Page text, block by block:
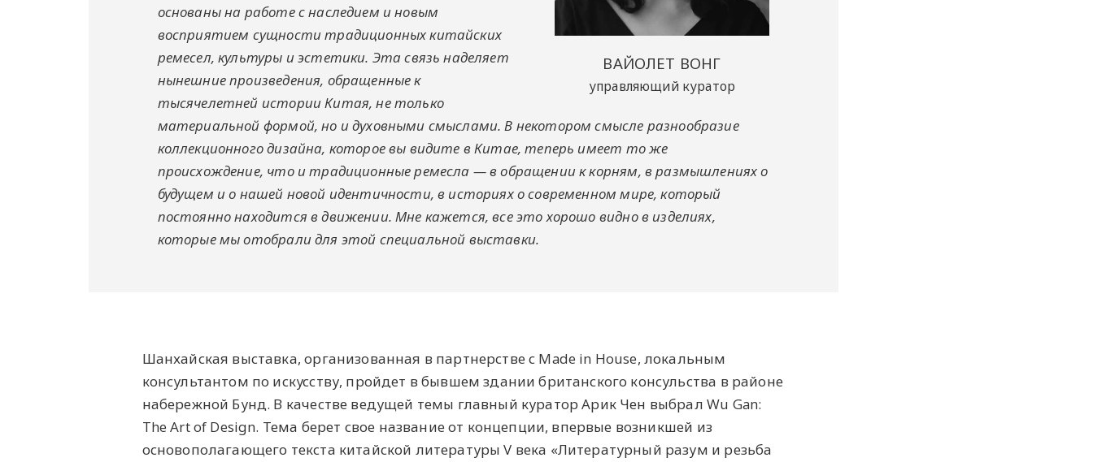
ВАЙОЛЕТ ВОНГ
управляющий куратор
основаны на работе с наследием и новым
восприятием сущности традиционных китайских
ремесел, культуры и эстетики. Эта связь наделяет
нынешние произведения, обращенные к
тысячелетней истории Китая, не только
материальной формой, но и духовными смыслами. В некотором смысле разнообразие
коллекционного дизайна, которое вы видите в Китае, теперь имеет то же
происхождение, что и традиционные ремесла — в обращении к корням, в размышлениях о
будущем и о нашей новой идентичности, в историях о современном мире, который
постоянно находится в движении. Мне кажется, все это хорошо видно в изделиях,
которые мы отобрали для этой специальной выставки.
Шанхайская выставка, организованная в партнерстве с Made in House, локальным
консультантом по искусству, пройдет в бывшем здании британского консульства в районе
набережной Бунд. В качестве ведущей темы главный куратор Арик Чен выбрал Wu Gan:
The Art of Design. Тема берет свое название от концепции, впервые возникшей из
основополагающего текста китайской литературы V века «Литературный разум и резьба